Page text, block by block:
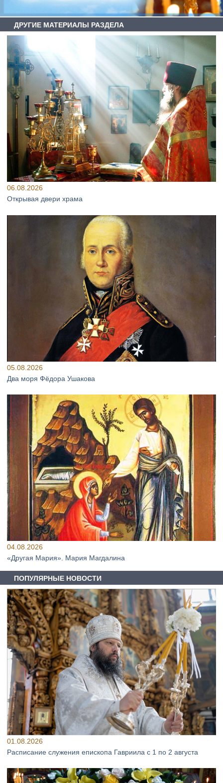
ДРУГИЕ МАТЕРИАЛЫ РАЗДЕЛА
06.08.2026
Открывая двери храма
05.08.2026
Два моря Фёдора Ушакова
04.08.2026
«Другая Мария». Мария Магдалина
ПОПУЛЯРНЫЕ НОВОСТИ
01.08.2026
Расписание служения епископа Гавриила с 1 по 2 августа